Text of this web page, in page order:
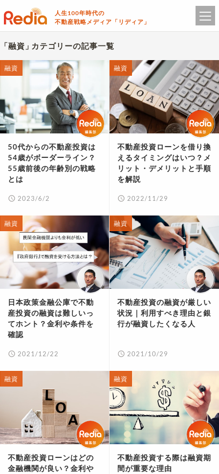
人生100年時代の
不動産戦略メディア「リディア」
融資 カテゴリーの記事一覧
融資
50代からの不動産投資は
54歳がボーダーライン？
55歳前後の年齢別の戦略
とは
2023/6/2
融資
不動産投資ローンを借り換
えるタイミングはいつ？メ
リット・デメリットと手順
を解説
2022/11/29
融資
日本政策金融公庫で不動
産投資の融資は難しいっ
てホント？金利や条件を
確認
2021/12/22
融資
不動産投資の融資が厳しい
状況｜利用すべき理由と銀
行が融資したくなる人
2021/10/29
融資
不動産投資ローンはどの
金融機関が良い？金利や
融資
不動産投資する際は融資期
間が重要な理由